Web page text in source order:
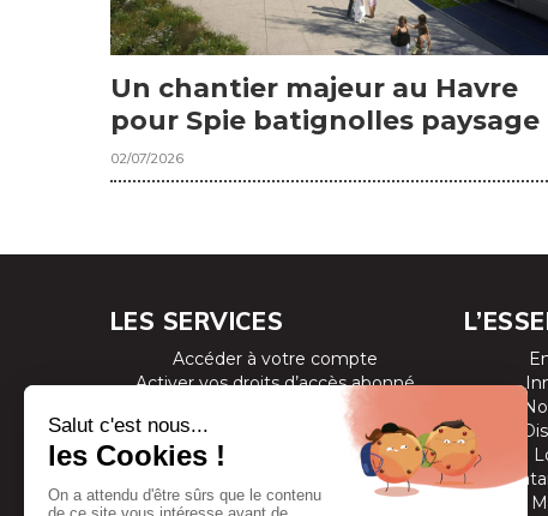
Un chantier majeur au Havre
pour Spie batignolles paysage
02/07/2026
LES SERVICES
Accéder à votre compte
Activer vos droits d’accès abonné
Consulter les magazines
S’inscrire aux newsletters
Devenir annonceur
Se connecter à l’extranet annonceur
Nous contacter